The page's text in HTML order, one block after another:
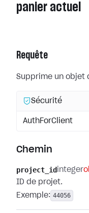
panier actuel
Requête
Supprime un objet
Sécurité
AuthForClient
Chemin
project_id integer
ID de projet.
Exemple: 44056